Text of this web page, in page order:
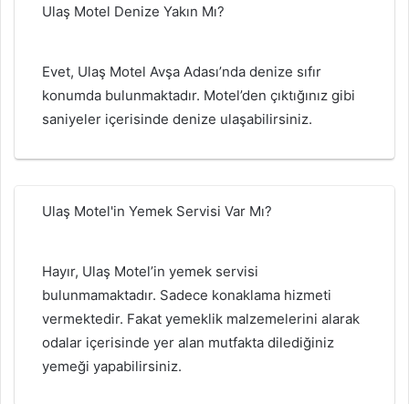
Ulaş Motel Denize Yakın Mı?
Evet, Ulaş Motel Avşa Adası’nda denize sıfır
konumda bulunmaktadır. Motel’den çıktığınız gibi
saniyeler içerisinde denize ulaşabilirsiniz.
Ulaş Motel'in Yemek Servisi Var Mı?
Hayır, Ulaş Motel’in yemek servisi
bulunmamaktadır. Sadece konaklama hizmeti
vermektedir. Fakat yemeklik malzemelerini alarak
odalar içerisinde yer alan mutfakta dilediğiniz
yemeği yapabilirsiniz.